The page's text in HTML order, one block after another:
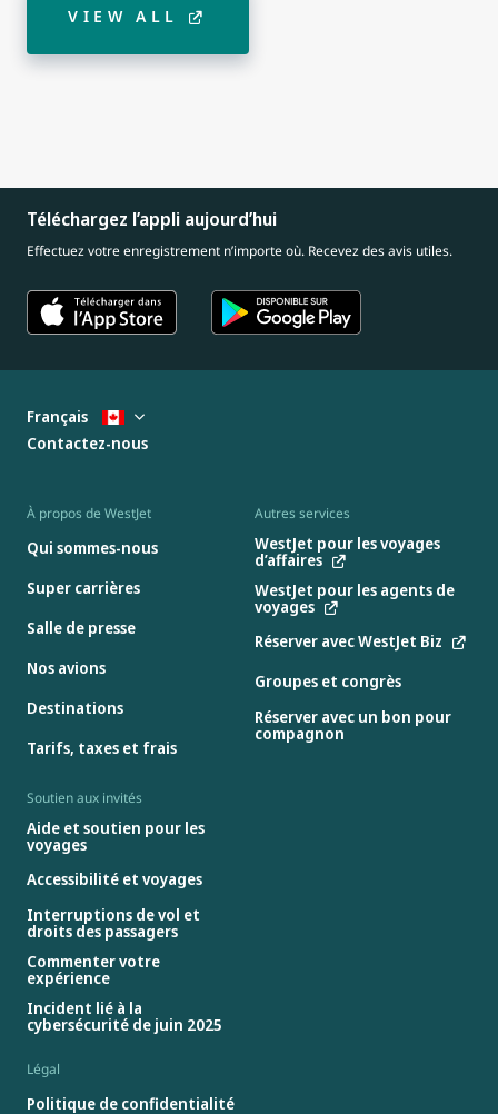
VIEW ALL
Téléchargez l’appli aujourd’hui
Effectuez votre enregistrement n’importe où. Recevez des avis utiles.
À propos de WestJet
Qui sommes-nous
Super carrières
Salle de presse
Nos avions
Destinations
Tarifs, taxes et frais
Autres services
WestJet pour les voyages
d’affaires
WestJet pour les agents de
voyages
Réserver avec WestJet Biz
Groupes et congrès
Réserver avec un bon pour
compagnon
Soutien aux invités
Aide et soutien pour les
voyages
Accessibilité et voyages
Interruptions de vol et
droits des passagers
Commenter votre
expérience
Incident lié à la
cybersécurité de juin 2025
Légal
Politique de confidentialité
Français
Contactez-nous